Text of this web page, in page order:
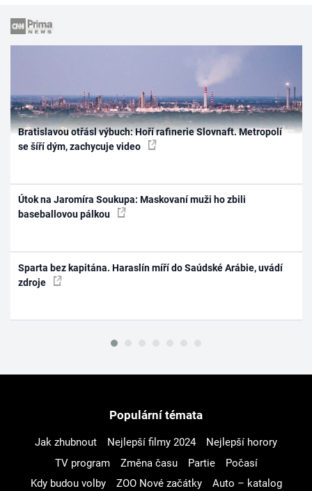
Bratislavou otřásl výbuch: Hoří rafinerie Slovnaft. Metropolí
se šíří dým, zachycuje video
Útok na Jaromíra Soukupa: Maskovaní muži ho zbili
baseballovou pálkou
Sparta bez kapitána. Haraslín míří do Saúdské Arábie, uvádí
zdroje
Populární témata
Jak zhubnout Nejlepší filmy 2024
Nejlepší horory
TV program
Změna času Partie
Počasí
Kdy budou volby
ZOO Nové začátky
Auto – katalog